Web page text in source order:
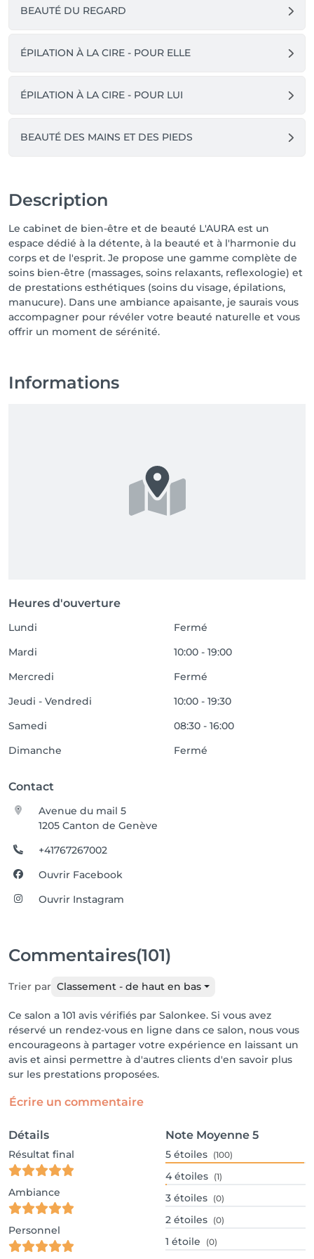
BEAUTÉ DU REGARD
ÉPILATION À LA CIRE - POUR ELLE
ÉPILATION À LA CIRE - POUR LUI
BEAUTÉ DES MAINS ET DES PIEDS
Description
Le cabinet de bien-être et de beauté L'AURA est un
espace dédié à la détente, à la beauté et à l'harmonie du
corps et de l'esprit. Je propose une gamme complète de
soins bien-être (massages, soins relaxants, reflexologie) et
de prestations esthétiques (soins du visage, épilations,
manucure). Dans une ambiance apaisante, je saurais vous
accompagner pour révéler votre beauté naturelle et vous
Informations
Heures d'ouverture
Lundi
Fermé
Mardi
10:00 - 19:00
Mercredi
Fermé
Jeudi - Vendredi
10:00 - 19:30
Samedi
08:30 - 16:00
Dimanche
Fermé
Contact
Avenue du mail 5
1205 Canton de Genève
+41767267002
Ouvrir Facebook
Ouvrir Instagram
Commentaires(101)
Trier par Classement - de haut en bas
Ce salon a 101 avis vérifiés par Salonkee. Si vous avez
réservé un rendez-vous en ligne dans ce salon, nous vous
encourageons à partager votre expérience en laissant un
avis et ainsi permettre à d'autres clients d'en savoir plus
sur les prestations proposées.
Écrire un commentaire
Détails
Résultat final
Ambiance
Personnel
Note Moyenne 5
5 étoiles (100)
4 étoiles (1)
3 étoiles (0)
2 étoiles (0)
1 étoile (0)